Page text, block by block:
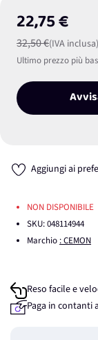
22,75 €
32,50 €(IVA inclusa)
Ultimo prezzo più
Aggiungi ai
NON DISPONIBILE
SKU:048114944
Marchio : CEMON
Reso facile e
Paga in contanti